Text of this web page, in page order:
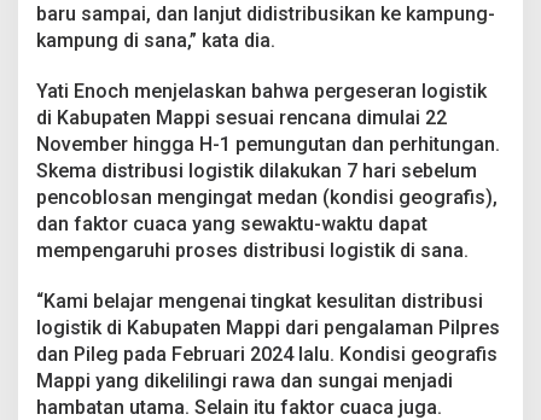
baru sampai, dan lanjut didistribusikan ke kampung-
kampung di sana,” kata dia.
Yati Enoch menjelaskan bahwa pergeseran logistik
di Kabupaten Mappi sesuai rencana dimulai 22
November hingga H-1 pemungutan dan perhitungan.
Skema distribusi logistik dilakukan 7 hari sebelum
pencoblosan mengingat medan (kondisi geografis),
dan faktor cuaca yang sewaktu-waktu dapat
mempengaruhi proses distribusi logistik di sana.
“Kami belajar mengenai tingkat kesulitan distribusi
logistik di Kabupaten Mappi dari pengalaman Pilpres
dan Pileg pada Februari 2024 lalu. Kondisi geografis
Mappi yang dikelilingi rawa dan sungai menjadi
hambatan utama. Selain itu faktor cuaca juga.